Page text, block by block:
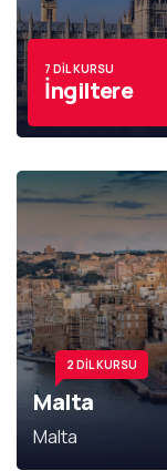
7 DIL KURSU
İngiltere
2 DIL KURSU
Malta
Malta